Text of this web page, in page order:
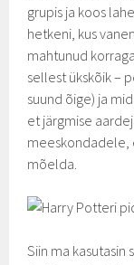
grupis ja koos
hetkeni, kus
mahtunud
sellest ükskõik –
suund õige) ja
et järgmise
meeskondadele,
mõelda.
Siin ma kasutasin